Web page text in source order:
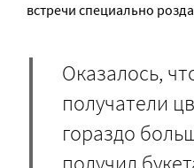
встречи специально
Оказалось,
получатели
гораздо